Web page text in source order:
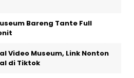
Bareng Tante Full
Video Museum, Link Nonton
di Tiktok